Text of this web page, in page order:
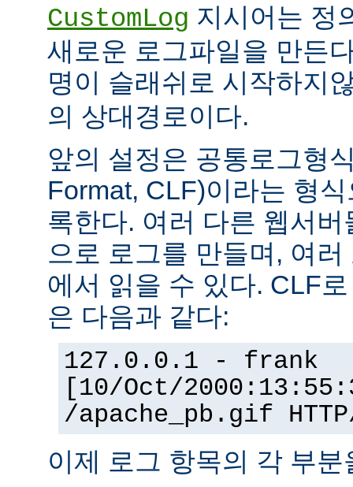
CustomLog 지시어는 정
새로운 로그파일을 만든
명이 슬래쉬로 시작하지
의 상대경로이다.
앞의 설정은 공통로그형
Format, CLF)이라는 형
록한다. 여러 다른 웹서
으로 로그를 만들며, 여
에서 읽을 수 있다. CLF
은 다음과 같다:
127.0.0.1 - frank
[10/Oct/
/apache_pb.gif
이제 로그 항목의 각 부